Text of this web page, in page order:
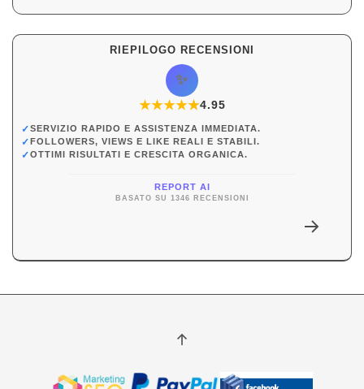
RIEPILOGO RECENSIONI
✨
★★★★★
★4.95
✓SERVIZIO RAPIDO E ASSISTENZA IMMEDIATA.
✓FOLLOWERS, VIEWS E LIKE REALI E STABILI.
✓OTTIMI RISULTATI E CRESCITA ORGANICA.
REPORT AI
BASATO SU 1346 RECENSIONI